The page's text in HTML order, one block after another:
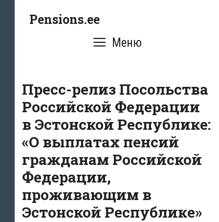
Pensions.ee
Меню
Пресс-релиз Посольства
Российской Федерации
в Эстонской Республике:
«О выплатах пенсий
гражданам Российской
Федерации,
проживающим в
Эстонской Республике»